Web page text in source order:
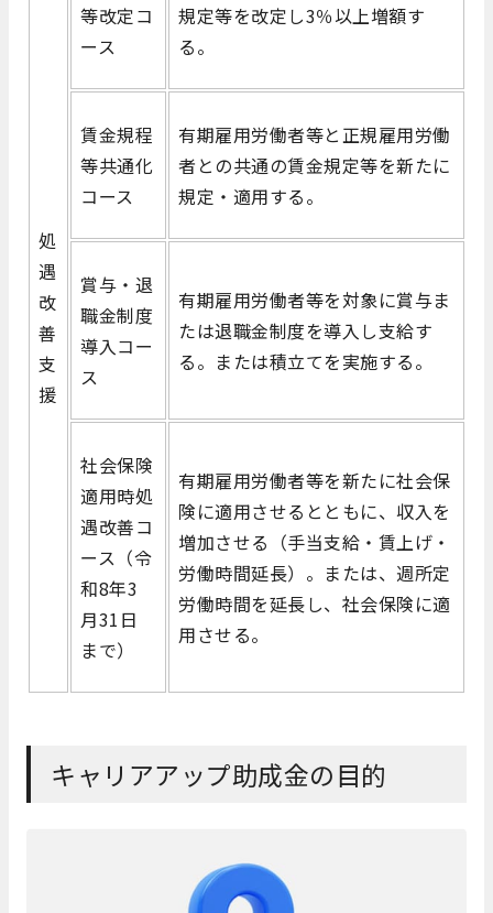
処
遇
改
善
支
援
等改定コ
ース
規定等を改定し3％以上増額す
る。
賃金規程
等共通化
コース
有期雇用労働者等と正規雇用労働
者との共通の賃金規定等を新たに
規定・適用する。
賞与・退
職金制度
導入コー
ス
有期雇用労働者等を対象に賞与ま
たは退職金制度を導入し支給す
る。または積立てを実施する。
社会保険
適用時処
遇改善コ
ース（令
和8年3
月31日
まで）
有期雇用労働者等を新たに社会保
険に適用させるとともに、収入を
増加させる（手当支給・賃上げ・
労働時間延長）。または、週所定
労働時間を延長し、社会保険に適
用させる。
キャリアアップ助成金の目的